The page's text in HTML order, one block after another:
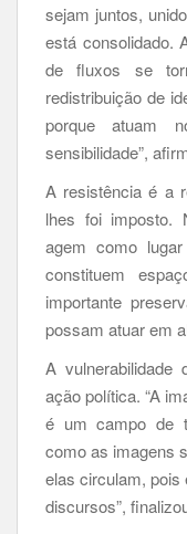
sejam juntos,
está consolidado.
de fluxos se
redistribuição de
porque atuam
sensibilidade”,
A resistência é a
lhes foi imposto.
agem como
constituem
importante
possam atuar em
A vulnerabilidade
ação política. “A
é um campo de
como as imagens
elas circulam, pois
discursos”,